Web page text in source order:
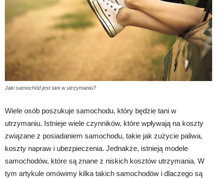
Jaki samochód jest tani w utrzymaniu?
Wiele osób poszukuje samochodu, który będzie tani w
utrzymaniu. Istnieje wiele czynników, które wpływają na koszty
związane z posiadaniem samochodu, takie jak zużycie paliwa,
koszty napraw i ubezpieczenia. Jednakże, istnieją modele
samochodów, które są znane z niskich kosztów utrzymania. W
tym artykule omówimy kilka takich samochodów i dlaczego są